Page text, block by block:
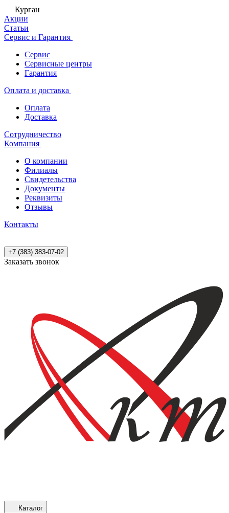
Курган
Акции
Статьи
Сервис и Гарантия
Сервис
Сервисные центры
Гарантия
Оплата и доставка
Оплата
Доставка
Сотрудничество
Компания
О компании
Филиалы
Свидетельства
Документы
Реквизиты
Отзывы
Контакты
+7 (383) 383-07-02
Заказать звонок
Каталог